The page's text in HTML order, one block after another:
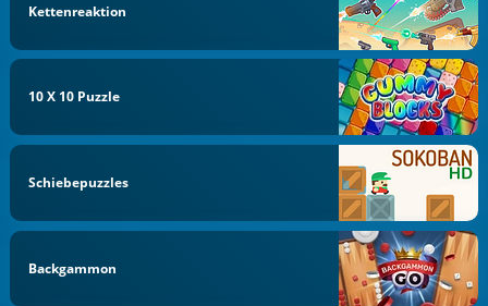
Kettenreaktion
10 X 10 Puzzle
Schiebepuzzles
Backgammon